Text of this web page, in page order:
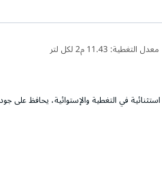
في التغطية والإستوائية، يحافظ على